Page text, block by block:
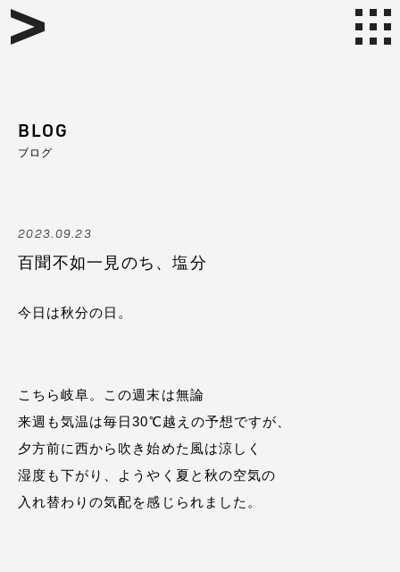
BLOG
ブログ
2023.09.23
百聞不如一見のち、塩分
今日は秋分の日。
こちら岐阜。この週末は無論
来週も気温は毎日30℃越えの予想ですが、
夕方前に西から吹き始めた風は涼しく
湿度も下がり、ようやく夏と秋の空気の
入れ替わりの気配を感じられました。